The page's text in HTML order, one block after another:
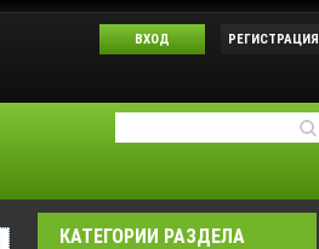
ВХОД РЕГИСТРАЦИЯ
КАТЕГОРИИ РАЗДЕЛА